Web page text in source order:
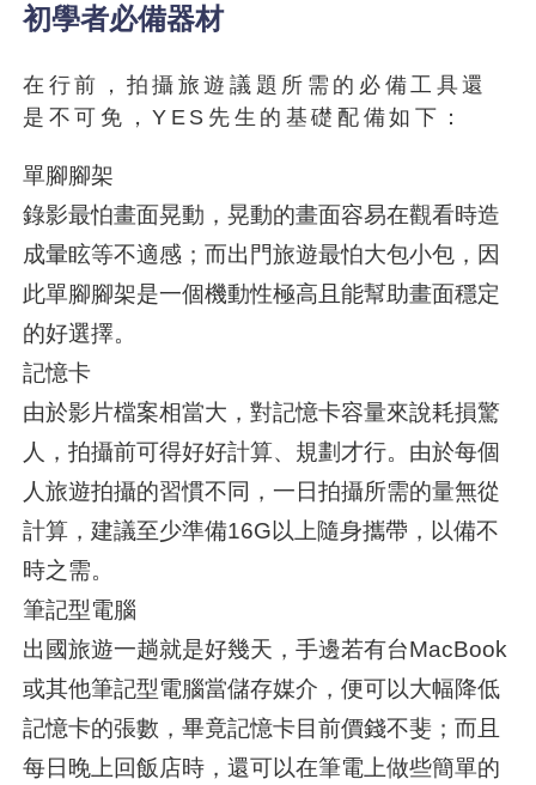
初學者必備器材
在行前，拍攝旅遊議題所需的必備工具還
是不可免，YES先生的基礎配備如下：
單腳腳架
錄影最怕畫面晃動，晃動的畫面容易在觀看時造
成暈眩等不適感；而出門旅遊最怕大包小包，因
此單腳腳架是一個機動性極高且能幫助畫面穩定
的好選擇。
記憶卡
由於影片檔案相當大，對記憶卡容量來說耗損驚
人，拍攝前可得好好計算、規劃才行。由於每個
人旅遊拍攝的習慣不同，一日拍攝所需的量無從
計算，建議至少準備16G以上隨身攜帶，以備不
時之需。
筆記型電腦
出國旅遊一趟就是好幾天，手邊若有台MacBook
或其他筆記型電腦當儲存媒介，便可以大幅降低
記憶卡的張數，畢竟記憶卡目前價錢不斐；而且
每日晚上回飯店時，還可以在筆電上做些簡單的